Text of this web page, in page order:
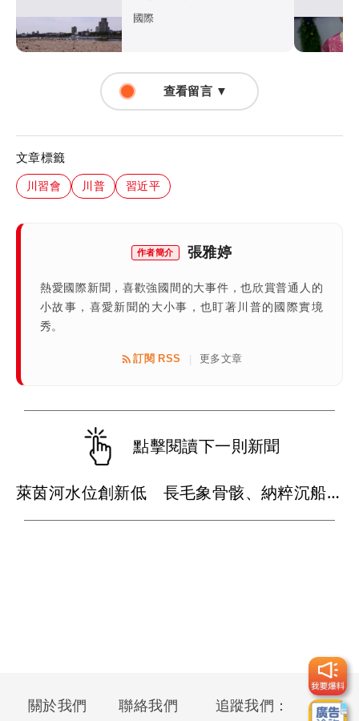
國際
查看留言 ▼
文章標籤
川習會 川普 習近平
作者簡介 張雅婷
熱愛國際新聞，喜歡強國間的大事件，也欣賞普通人的
小故事，喜愛新聞的大小事，也盯著川普的國際實境
秀。
訂閱 RSS | 更多文章
點擊閱讀下一則新聞
萊茵河水位創新低 長毛象骨骸、納粹沉船全都露
關於我們 聯絡我們 追蹤我們：